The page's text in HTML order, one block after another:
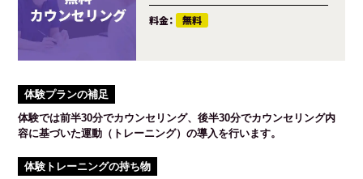
料金： 無料
体験プランの補足
体験では前半30分でカウンセリング、後半30分でカウンセリング内
容に基づいた運動（トレーニング）の導入を行います。
体験トレーニングの持ち物